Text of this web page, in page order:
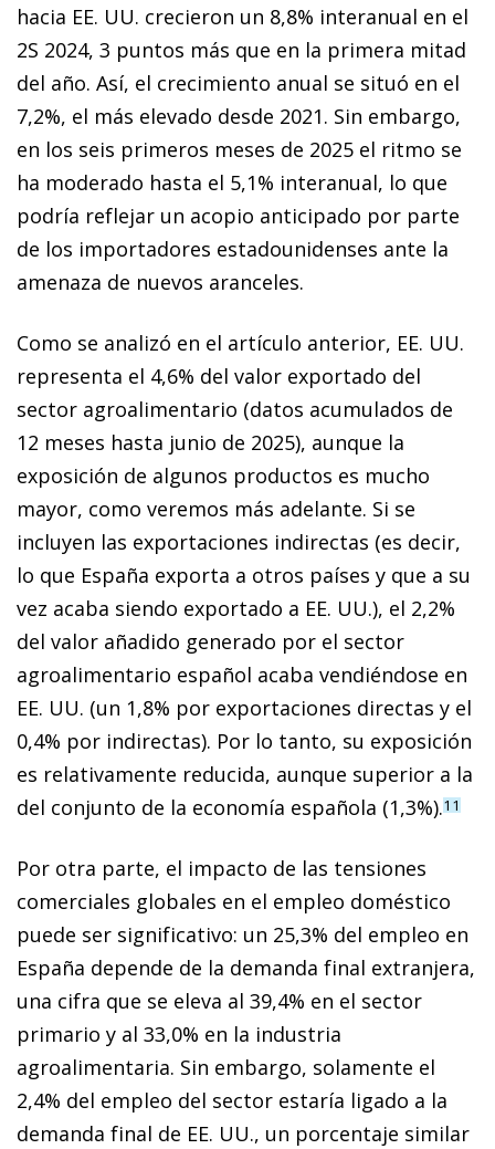
hacia EE. UU. crecieron un 8,8% interanual en el
2S 2024, 3 puntos más que en la primera mitad
del año. Así, el crecimiento anual se situó en el
7,2%, el más elevado desde 2021. Sin embargo,
en los seis primeros meses de 2025 el ritmo se
ha moderado hasta el 5,1% interanual, lo que
podría reflejar un acopio anticipado por parte
de los importadores estadounidenses ante la
amenaza de nuevos aranceles.
Como se analizó en el artículo anterior, EE. UU.
representa el 4,6% del valor exportado del
sector agroalimentario (datos acumulados de
12 meses hasta junio de 2025), aunque la
exposición de algunos productos es mucho
mayor, como veremos más adelante. Si se
incluyen las exportaciones indirectas (es decir,
lo que España exporta a otros países y que a su
vez acaba siendo exportado a EE. UU.), el 2,2%
del valor añadido generado por el sector
agroalimentario español acaba vendiéndose en
EE. UU. (un 1,8% por exportaciones directas y el
0,4% por indirectas). Por lo tanto, su exposición
es relativamente reducida, aunque superior a la
del conjunto de la economía española (1,3%).11
Por otra parte, el impacto de las tensiones
comerciales globales en el empleo doméstico
puede ser significativo: un 25,3% del empleo en
España depende de la demanda final extranjera,
una cifra que se eleva al 39,4% en el sector
primario y al 33,0% en la industria
agroalimentaria. Sin embargo, solamente el
2,4% del empleo del sector estaría ligado a la
demanda final de EE. UU., un porcentaje similar